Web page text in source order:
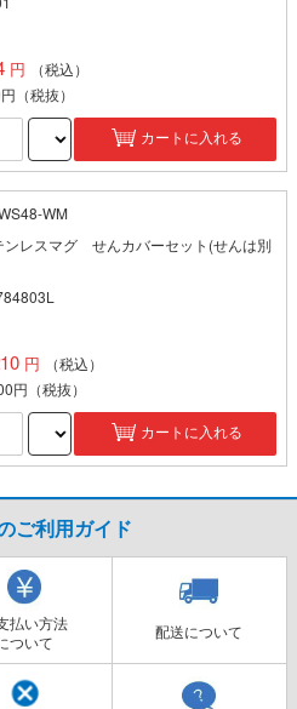
（税込）
（税抜）
カートに入れる
WM
ンレスマグ せんカバーセット(せんは別
（税込）
円 （税抜）
カートに入れる
ご利用ガイド
払い方法
ついて
配送について